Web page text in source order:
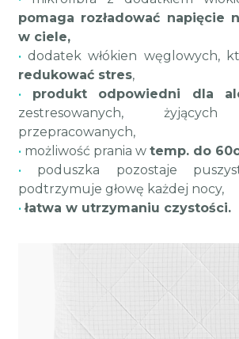
pomaga rozładować napięcie
w ciele,
• dodatek włókien węglowych,
redukować stres,
•
produkt odpowiedni dla
zestresowanych, żyjących
przepracowanych,
• możliwość prania w temp. do
• poduszka pozostaje
podtrzymuje głowę każdej nocy,
• łatwa w utrzymaniu czystości.